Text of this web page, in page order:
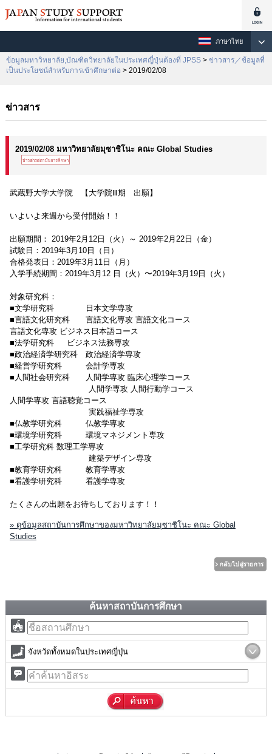
ภาษาไทย
ข้อมูลมหาวิทยาลัย,บัณฑิตวิทยาลัยในประเทศญี่ปุ่นต้องที่ JPSS > ข่าวสาร／ข้อมูลที่
เป็นประโยชน์สำหรับการเข้าศึกษาต่อ > 2019/02/08
ข่าวสาร
2019/02/08 มหาวิทยาลัยมุซาชิโนะ คณะ Global Studies
武蔵野大学大学院 【大学院Ⅲ期 出願】
いよいよ来週から受付開始！！
出願期間： 2019年2月12日（火）～ 2019年2月22日（金）
試験日：2019年3月10日（日）
合格発表日：2019年3月11日（月）
入学手続期間：2019年3月12 日（火）〜2019年3月19日（火）
対象研究科：
■文学研究科 日本文学専攻
■言語文化研究科 言語文化専攻 言語文化コース
言語文化専攻 ビジネス日本語コース
■法学研究科 ビジネス法務専攻
■政治経済学研究科 政治経済学専攻
■経営学研究科 会計学専攻
■人間社会研究科 人間学専攻 臨床心理学コース
人間学専攻 人間行動学コース
人間学専攻 言語聴覚コース
実践福祉学専攻
■仏教学研究科 仏教学専攻
■環境学研究科 環境マネジメント専攻
■工学研究科 数理工学専攻
建築デザイン専攻
■教育学研究科 教育学専攻
■看護学研究科 看護学専攻
たくさんの出願をお待ちしております！！
» ดูข้อมูลสถาบันการศึกษาของมหาวิทยาลัยมุซาชิโนะ คณะ Global
Studies
ค้นหาสถาบันการศึกษา
จังหวัดทั้งหมดในประเทศญี่ปุ่น